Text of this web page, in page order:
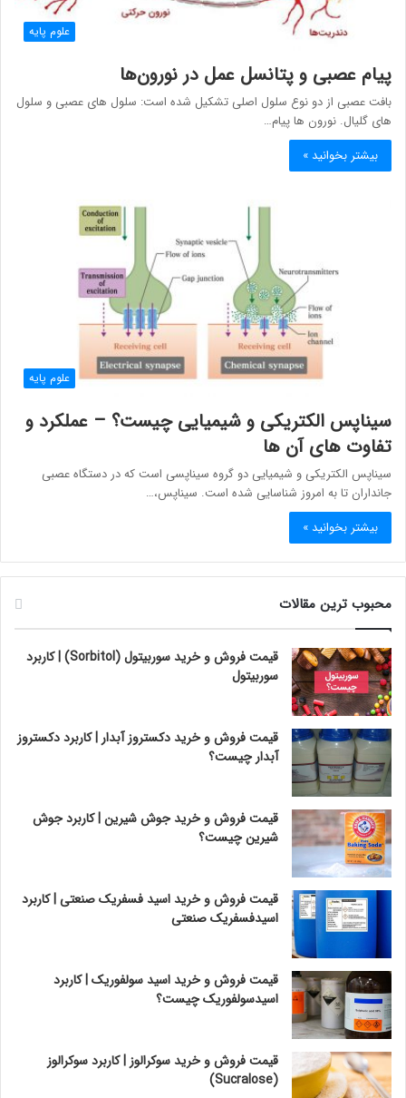
علوم پایه
پیام عصبی و پتانسل عمل در نورون‌ها
بافت عصبی از دو نوع سلول اصلی تشکیل شده است: سلول های عصبی و سلول
های گلیال. نورون ها پیام…
بیشتر بخوانید »
علوم پایه
سیناپس الکتریکی و شیمیایی چیست؟ – عملکرد و
تفاوت های آن ها
سیناپس الکتریکی و شیمیایی دو گروه سیناپسی است که در دستگاه عصبی
جانداران تا به امروز شناسایی شده است. سیناپس،…
بیشتر بخوانید »
محبوب ترین مقالات
قیمت فروش و خرید سوربیتول (Sorbitol) | کاربرد
سوربیتول
قیمت فروش و خرید دکستروز آبدار | کاربرد دکستروز
آبدار چیست؟
قیمت فروش و خرید جوش شیرین | کاربرد جوش
شیرین چیست؟
قیمت فروش و خرید اسید فسفریک صنعتی | کاربرد
اسیدفسفریک صنعتی
قیمت فروش و خرید اسید سولفوریک | کاربرد
اسیدسولفوریک چیست؟
قیمت فروش و خرید سوکرالوز | کاربرد سوکرالوز
(Sucralose)